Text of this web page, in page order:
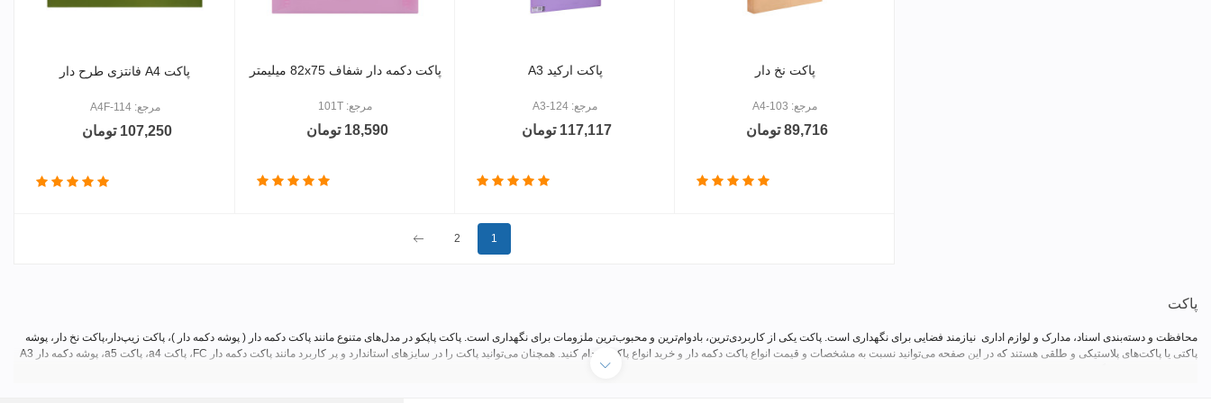
پاکت نخ دار
مرجع: 103-A4
89,716 تومان
پاکت ارکید A3
مرجع: A3-124
117,117 تومان
پاکت دکمه دار شفاف 82x75 میلیمتر
مرجع: 101T
18,590 تومان
پاکت A4 فانتزی طرح دار
مرجع: A4F-114
107,250 تومان
1
2 بعدی
پاکت
محافظت و دسته‌بندی اسناد، مدارک و لوازم اداری نیازمند فضایی برای نگهداری است. پاکت یکی از کاربردی‌ترین، بادوام‌ترین و محبوب‌ترین ملزومات برای نگهداری است. پاکت پاپکو در مدل‌های متنوع مانند پاکت دکمه دار ( پوشه دکمه دار )، پاکت زیپ‌دار،پاکت نخ دار، پوشه
پاکتی یا پاکت‌های پلاستیکی و طلقی هستند که در این صفحه می‌توانید نسبت به مشخصات و قیمت انواع پاکت دکمه دار و خرید انواع پاکت اقدام کنید. همچنان می‌توانید پاکت را در سایزهای استاندارد و پر کاربرد مانند پاکت دکمه دار FC، پاکت a4، پاکت a5، پوشه دکمه دار A3